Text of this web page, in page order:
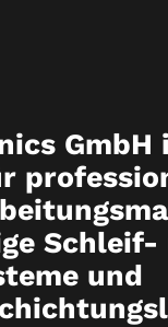
Schleif-
und